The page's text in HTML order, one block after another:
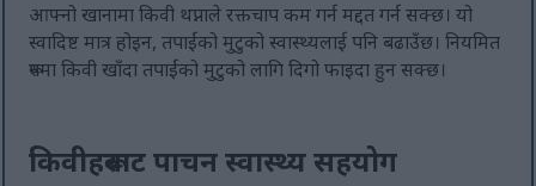
आफ्नो खानामा किवी थप्नाले रक्तचाप कम गर्न मद्दत गर्न सक्छ। यो
स्वादिष्ट मात्र होइन, तपाईंको मुटुको स्वास्थ्यलाई पनि बढाउँछ। नियमित
रूपमा किवी खाँदा तपाईंको मुटुको लागि दिगो फाइदा हुन सक्छ।
किवीहरूबाट पाचन स्वास्थ्य सहयोग